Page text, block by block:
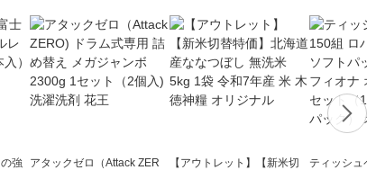
強
アタックゼロ（Attack ZER
【アウトレット】【新米切
ティッシュペ